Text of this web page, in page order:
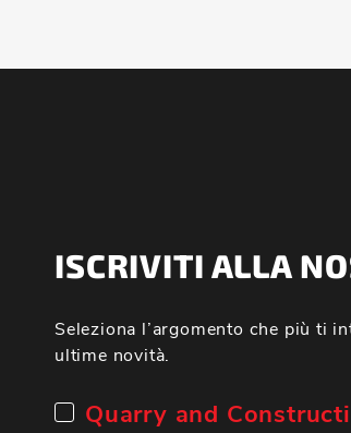
ISCRIVITI ALLA
Seleziona l’argomento che più ti
ultime novità.
Quarry and